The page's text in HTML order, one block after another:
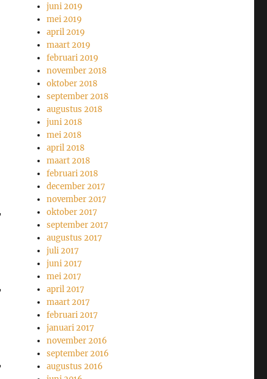
juni 2019
mei 2019
april 2019
maart 2019
februari 2019
november 2018
oktober 2018
september 2018
augustus 2018
juni 2018
mei 2018
april 2018
maart 2018
februari 2018
december 2017
november 2017
oktober 2017
september 2017
augustus 2017
juli 2017
juni 2017
mei 2017
april 2017
maart 2017
februari 2017
januari 2017
november 2016
september 2016
augustus 2016